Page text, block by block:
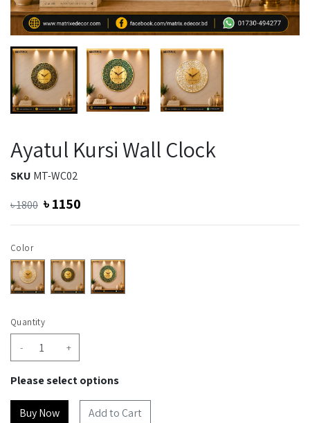
Ayatul Kursi Wall Clock
SKU MT-WC02
৳1800 ৳1150
Color
Quantity
- +
Please select options
Add to Cart